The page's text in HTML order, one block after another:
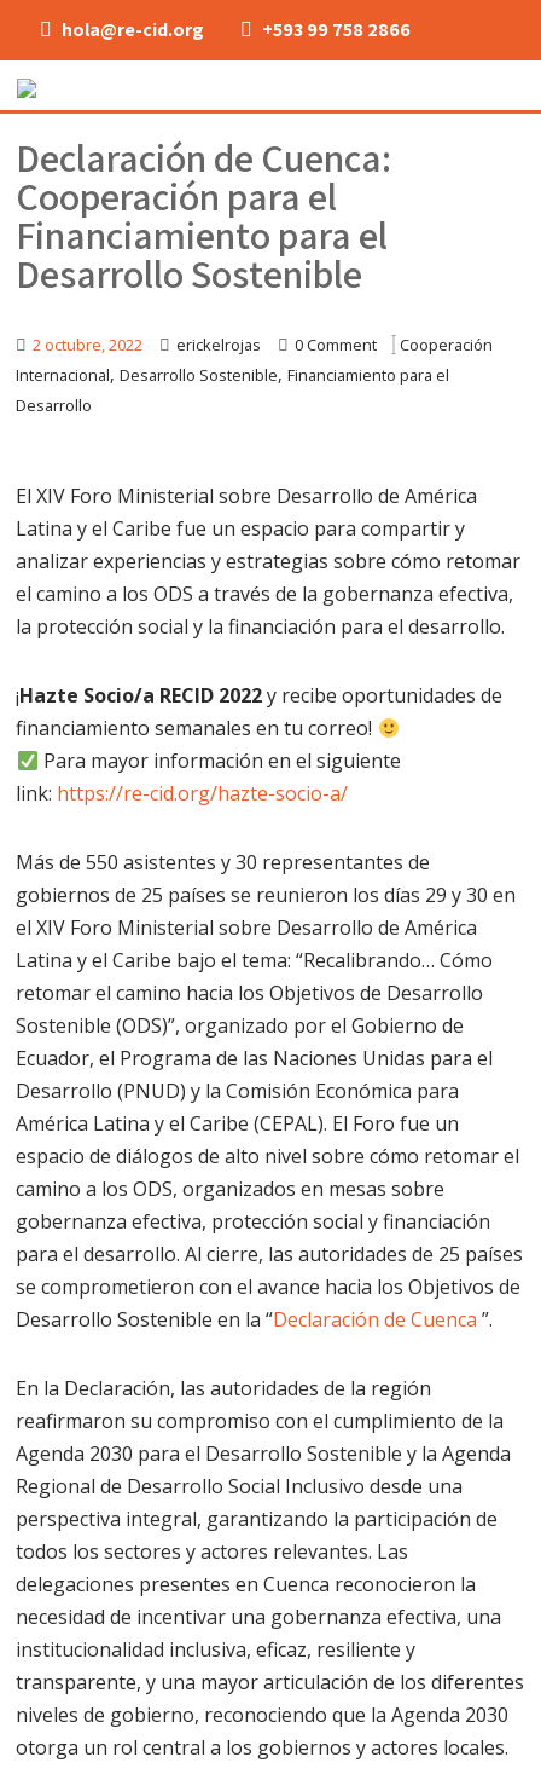
hola@re-cid.org +593 99 758 2866
Declaración de Cuenca:
Cooperación para el
Financiamiento para el
Desarrollo Sostenible
2 octubre, 2022 erickelrojas 0 Comment
Cooperación
Internacional,Desarrollo Sostenible,Financiamiento para el
Desarrollo
El XIV Foro Ministerial sobre Desarrollo de América
Latina y el Caribe fue un espacio para compartir y
analizar experiencias y estrategias sobre cómo retomar
el camino a los ODS a través de la gobernanza efectiva,
la protección social y la financiación para el desarrollo.
¡Hazte Socio/a RECID 2022y recibe oportunidades de
financiamiento semanales en tu correo!
Para mayor información en el siguiente
link: https://re-cid.org/hazte-socio-a/
Más de 550 asistentes y 30 representantes de
gobiernos de 25 países se reunieron los días 29 y 30 en
el XIV Foro Ministerial sobre Desarrollo de América
Latina y el Caribe bajo el tema: “Recalibrando… Cómo
retomar el camino hacia los Objetivos de Desarrollo
Sostenible (ODS)”, organizado por el Gobierno de
Ecuador, el Programa de las Naciones Unidas para el
Desarrollo (PNUD) y la Comisión Económica para
América Latina y el Caribe (CEPAL). El Foro fue un
espacio de diálogos de alto nivel sobre cómo retomar el
camino a los ODS, organizados en mesas sobre
gobernanza efectiva, protección social y financiación
para el desarrollo. Al cierre, las autoridades de 25 países
se comprometieron con el avance hacia los Objetivos de
Desarrollo Sostenible en la “Declaración de Cuenca”.
En la Declaración, las autoridades de la región
reafirmaron su compromiso con el cumplimiento de la
Agenda 2030 para el Desarrollo Sostenible y la Agenda
Regional de Desarrollo Social Inclusivo desde una
perspectiva integral, garantizando la participación de
todos los sectores y actores relevantes. Las
delegaciones presentes en Cuenca reconocieron la
necesidad de incentivar una gobernanza efectiva, una
institucionalidad inclusiva, eficaz, resiliente y
transparente, y una mayor articulación de los diferentes
niveles de gobierno, reconociendo que la Agenda 2030
otorga un rol central a los gobiernos y actores locales.